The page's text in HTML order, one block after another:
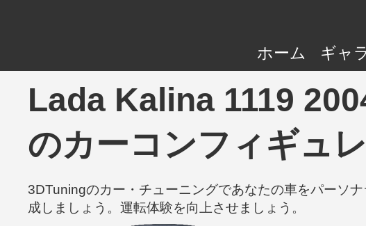
ホーム ギャ
Lada Kalina 1119
のカーコンフィギュ
3DTuningのカー・チューニングであなたの車をパーソ
成しましょう。運転体験を向上させましょう。